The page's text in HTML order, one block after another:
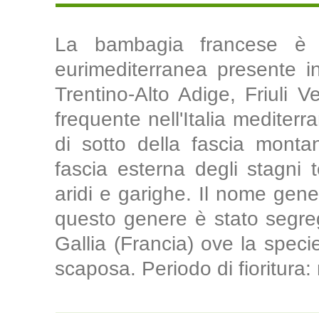
La bambagia francese
eurimediterranea presente
Trentino-Alto Adige, Friuli
frequente nell'Italia
di sotto della fascia
fascia esterna degli stagni
aridi e garighe. Il nome
questo genere è stato
Gallia (Francia) ove la
scaposa. Periodo di